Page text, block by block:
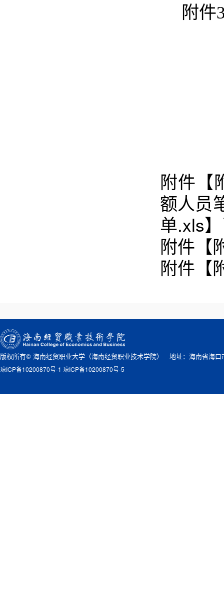
附件
附件【
额人员
单.xls
附件【
附件【
版权所有© 海南经贸职业大学（海南经贸职业技术学院） 地址：海南省海
琼ICP备10200870号-1 琼ICP备10200870号-5